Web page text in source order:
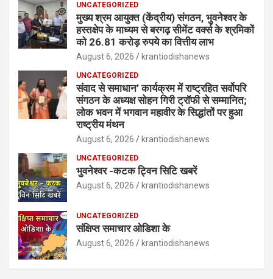
UNCATEGORIZED
मुख्य श्रम आयुक्त (केंद्रीय) संगठन, भुवनेश्वर के
हस्तक्षेप के माध्यम से बरगढ़ सीमेंट वर्क्स के श्रमिकों
को 26.81 करोड़ रुपये का वित्तीय लाभ
August 6, 2026 krantiodishanews
UNCATEGORIZED
संवाद से समाधान’ कार्यक्रम में राष्ट्रहित सर्वोपरि
संगठन के अध्यक्ष सोहन गिरी ट्रॉफी से सम्मानित;
लोक भवन में भगवान महावीर के सिद्धांतों पर हुआ
राष्ट्रीय मंथन
August 6, 2026 krantiodishanews
UNCATEGORIZED
भुवनेश्वर -कटक ट्विन सिटि खबरें
August 6, 2026 krantiodishanews
UNCATEGORIZED
संक्षिप्त समाचार ओडिशा के
August 6, 2026 krantiodishanews